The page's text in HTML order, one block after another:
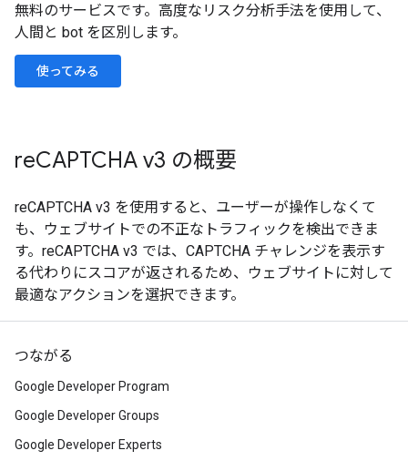
無料のサービスです。高度なリスク分析手法を使用して、
人間と bot を区別します。
使ってみる
reCAPTCHA v3 の概要
reCAPTCHA v3 を使用すると、ユーザーが操作しなくて
も、ウェブサイトでの不正なトラフィックを検出できま
す。reCAPTCHA v3 では、CAPTCHA チャレンジを表示す
る代わりにスコアが返されるため、ウェブサイトに対して
最適なアクションを選択できます。
つながる
Google Developer Program
Google Developer Groups
Google Developer Experts